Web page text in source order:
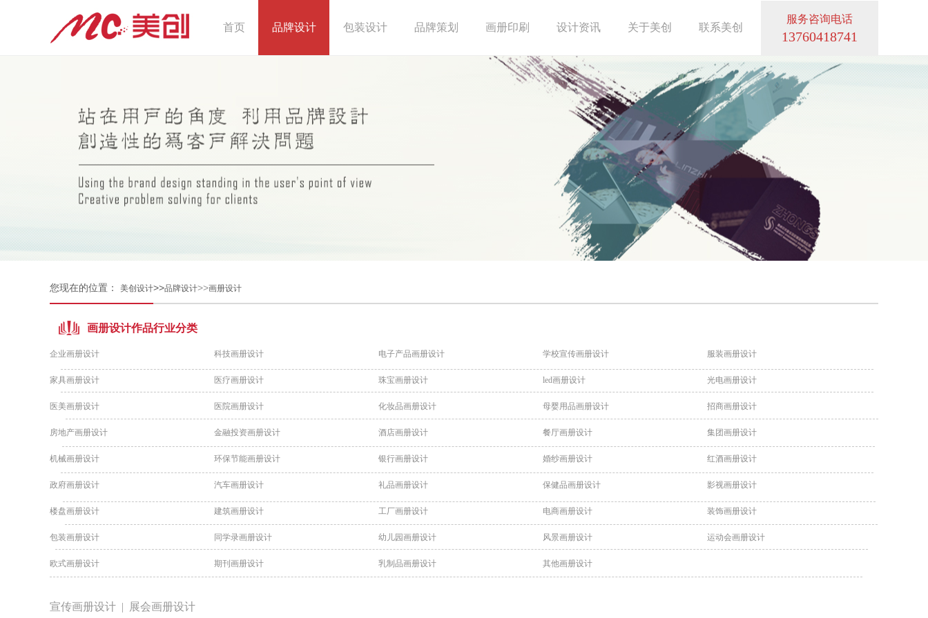
您现在的位置： 美创设计>>品牌设计>>画册设计
画册设计作品行业分类
企业画册设计 科技画册设计 电子产品画册设计 学校宣传画册设计 服装画册设计
家具画册设计 医疗画册设计 珠宝画册设计 led画册设计 光电画册设计
医美画册设计 医院画册设计 化妆品画册设计 母婴用品画册设计 招商画册设计
房地产画册设计 金融投资画册设计 酒店画册设计 餐厅画册设计 集团画册设计
机械画册设计 环保节能画册设计 银行画册设计 婚纱画册设计 红酒画册设计
政府画册设计 汽车画册设计 礼品画册设计 保健品画册设计 影视画册设计
楼盘画册设计 建筑画册设计 工厂画册设计 电商画册设计 装饰画册设计
包装画册设计 同学录画册设计 幼儿园画册设计 风景画册设计 运动会画册设计
欧式画册设计 期刊画册设计 乳制品画册设计 其他画册设计
宣传画册设计 | 展会画册设计
服务咨询电话
13760418741
首页 品牌设计 包装设计 品牌策划 画册印刷 设计资讯 关于美创 联系美创